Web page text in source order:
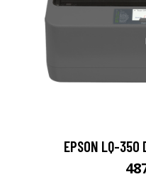
EPSON LQ-350